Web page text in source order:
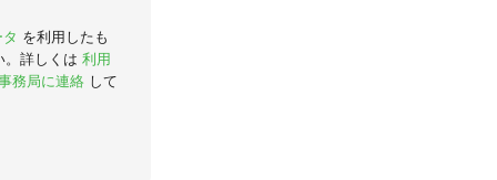
を利用したも
。詳しくは 利用
務局に連絡 して